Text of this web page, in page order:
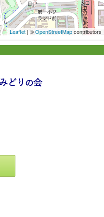
Leaflet | ©OpenStreetMapcontributors